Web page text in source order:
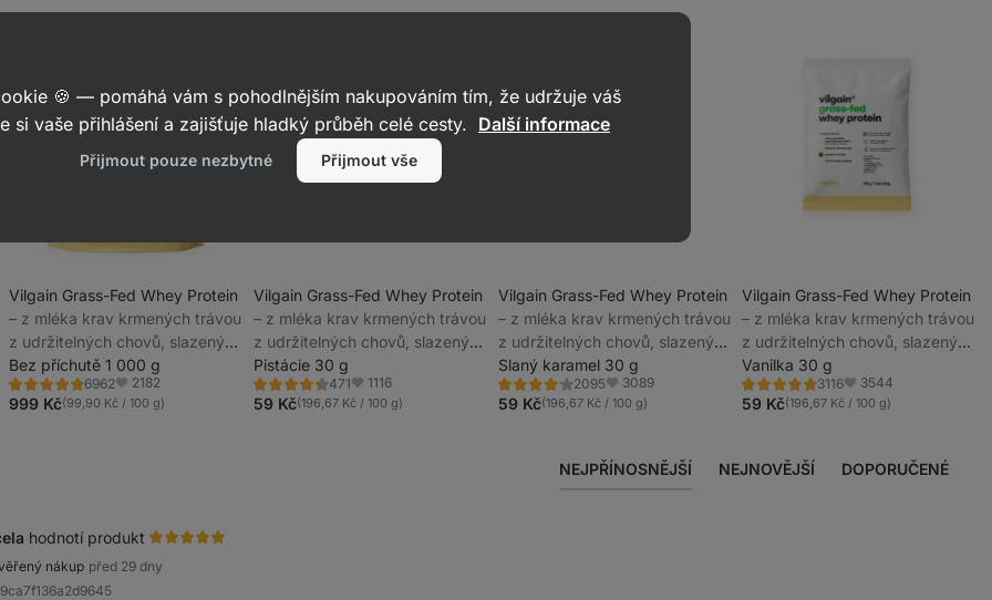
Vilgain Grass-Fed Whey Protein
⁠–⁠ z mléka krav krmených trávou
z udržitelných chovů, slazený
stévií, ultrafiltrovaný za nízkých
teplot
Bez příchutě 1 000 g
6962
Hodnocení
4.6/5,
6962
Oblíbené
2182
999 Kč(99,90 Kč / 100 g)
Vilgain Grass-Fed Whey Protein
⁠–⁠ z mléka krav krmených trávou
z udržitelných chovů, slazený
stévií, ultrafiltrovaný za nízkých
teplot
Pistácie 30 g
471
Hodnocení
4.3/5,
471
Oblíbené
1116
59 Kč(196,67 Kč / 100 g)
Vilgain Grass-Fed Whey Protein
⁠–⁠ z mléka krav krmených trávou
z udržitelných chovů, slazený
stévií, ultrafiltrovaný za nízkých
teplot
Slaný karamel 30 g
2095
Hodnocení
4.3/5,
2095
Oblíbené
3089
59 Kč(196,67 Kč / 100 g)
Vilgain Grass-Fed Whey Protein
⁠–⁠ z mléka krav krmených trávou
z udržitelných chovů, slazený
stévií, ultrafiltrovaný za nízkých
teplot
Vanilka 30 g
3116
Hodnocení
4.6/5,
3116
Oblíbené
3544
59 Kč(196,67 Kč / 100 g)
NEJPŘÍNOSNĚJŠÍ NEJNOVĚJŠÍ DOPORUČENÉ
hodnotí produkt
nákup před 29 dny
🍪 — pomáhá vám s pohodlnějším nakupováním tím, že udržuje váš
si vaše přihlášení a zajišťuje hladký průběh celé cesty. Další informace
Přijmout pouze nezbytné Přijmout vše